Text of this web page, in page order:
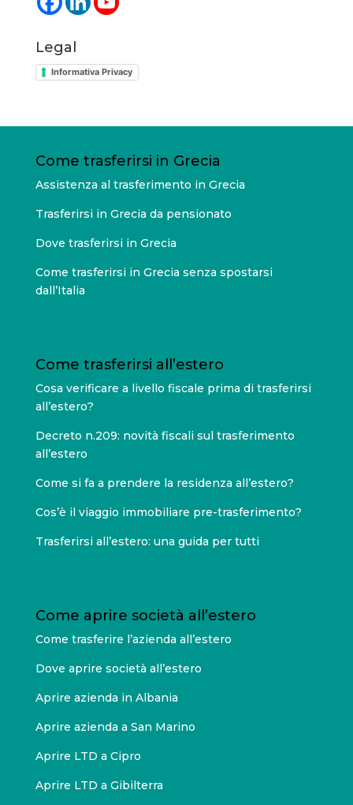
Legal
Informativa Privacy
Come trasferirsi in Grecia
Assistenza al trasferimento in Grecia
Trasferirsi in Grecia da pensionato
Dove trasferirsi in Grecia
Come trasferirsi in Grecia senza spostarsi
dall’Italia
Come trasferirsi all’estero
Cosa verificare a livello fiscale prima di trasferirsi
all’estero?
Decreto n.209: novità fiscali sul trasferimento
all’estero
Come si fa a prendere la residenza all’estero?
Cos’è il viaggio immobiliare pre-trasferimento?
Trasferirsi all’estero: una guida per tutti
Come aprire società all’estero
Come trasferire l’azienda all’estero
Dove aprire società all’estero
Aprire azienda in Albania
Aprire azienda a San Marino
Aprire LTD a Cipro
Aprire LTD a Gibilterra